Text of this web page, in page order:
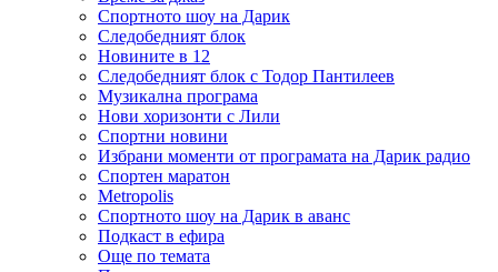
Спортното шоу на Дарик
Следобедният блок
Новините в 12
Следобедният блок с Тодор Пантилеев
Музикална програма
Нови хоризонти с Лили
Спортни новини
Избрани моменти от програмата на Дарик радио
Спортен маратон
Metropolis
Спортното шоу на Дарик в аванс
Подкаст в ефира
Още по темата